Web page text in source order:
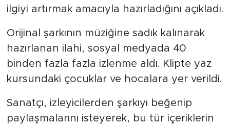
ilgiyi artırmak amacıyla hazırladığını açıkladı.
Orijinal şarkının müziğine sadık kalınarak
hazırlanan ilahi, sosyal medyada 40
binden fazla fazla izlenme aldı. Klipte yaz
kursundaki çocuklar ve hocalara yer verildi.
Sanatçı, izleyicilerden şarkıyı beğenip
paylaşmalarını isteyerek, bu tür içeriklerin